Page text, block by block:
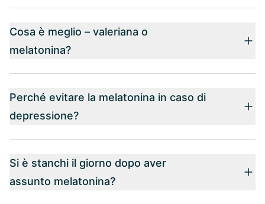
Cosa è meglio – valeriana o
melatonina?
Perché evitare la melatonina in caso di
depressione?
Si è stanchi il giorno dopo aver
assunto melatonina?